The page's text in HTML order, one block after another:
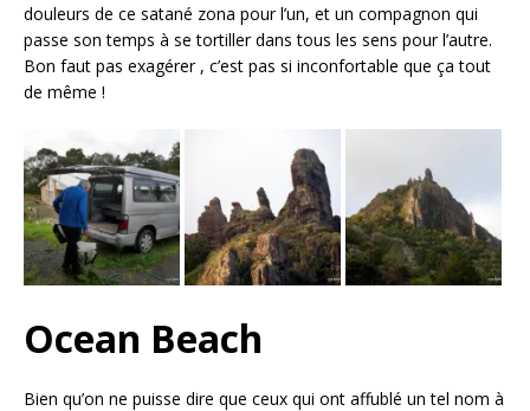
douleurs de ce satané zona pour l’un, et un compagnon qui
passe son temps à se tortiller dans tous les sens pour l’autre.
Bon faut pas exagérer , c’est pas si inconfortable que ça tout
de même !
Ocean Beach
Bien qu’on ne puisse dire que ceux qui ont affublé un tel nom à